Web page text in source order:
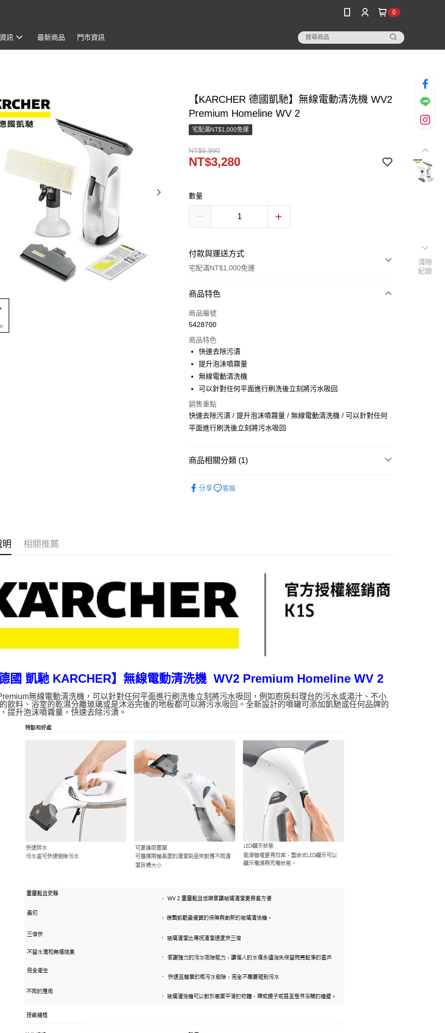
0
訊 最新商品 門市資訊
【KARCHER 德國凱馳】無線電動清洗機 WV2
Premium Homeline WV 2
宅配滿NT$1,000免運
NT$5,990
NT$3,280
數量
付款與運送方式
宅配滿NT$1,000免運
付款方式
信用卡一次付款
街口支付
悠遊付
ATM付款
運送方式
商品特色
商品編號
5428700
商品特色
快速去除污漬
提升泡沫噴霧量
無線電動清洗機
可以針對任何平面進行刷洗後立刻將污水吸回
銷售重點
快速去除污漬 / 提升泡沫噴霧量 / 無線電動清洗機 / 可以針對任何
平面進行刷洗後立刻將污水吸回
商品相關分類 (1)
分享
客服
明 相關推薦
國 凱馳 KARCHER】 無線電動清洗機 WV2 Premium Homeline WV 2
無線電動清洗機，可以針對任何平面進行刷洗後立刻將污水吸回，例如廚房料理台的污水或湯汁、不小
飲料、浴室的乾濕分離玻璃或是沐浴完後的地板都可以將污水吸回。全新設計的噴罐可添加凱馳或任何品牌的
提升泡沫噴霧量，快速去除污漬。
清除
紀錄